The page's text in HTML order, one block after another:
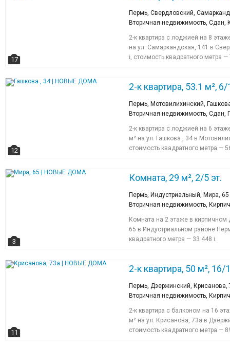
17
Пермь, Свердловский,
Вторичная недвижимость,
2-к квартира с лоджией на 8
на ул. Самаркандская, 141 в
i, стоимость квадратного метра
12
2-к квартира, 53.1 м², 6/
Пермь, Мотовилихинский,
Вторичная недвижимость,
2-к квартира с лоджией на 6
м² на ул. Гашкова , 34 в
стоимость квадратного метра —
3
Комната, 29 м², 2/5 эт.
Пермь, Индустриальный, Мира, 65
Вторичная недвижимость,
Комната на 2 этаже в
65 в Индустриальном районе
квадратного метра — 33 448 i.
11
2-к квартира, 50 м², 16/
Пермь, Дзержинский, Крисанова,
Вторичная недвижимость,
2-к квартира с балконом на 16
м² на ул. Крисанова, 73а в
стоимость квадратного метра —